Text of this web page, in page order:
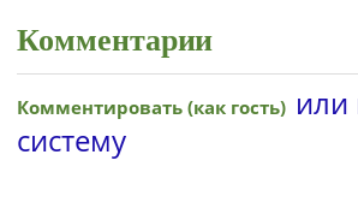
Комментарии